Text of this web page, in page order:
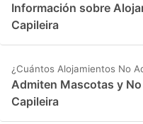
Información sobre
Capileira
¿Cuántos Alojamientos No
Admiten Mascotas y
Capileira